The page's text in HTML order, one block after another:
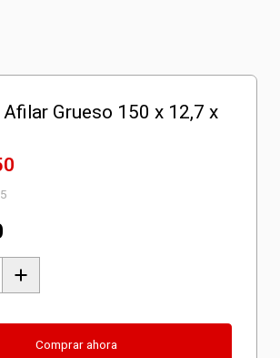
Afilar Grueso 150 x 12,7 x
Comprar ahora